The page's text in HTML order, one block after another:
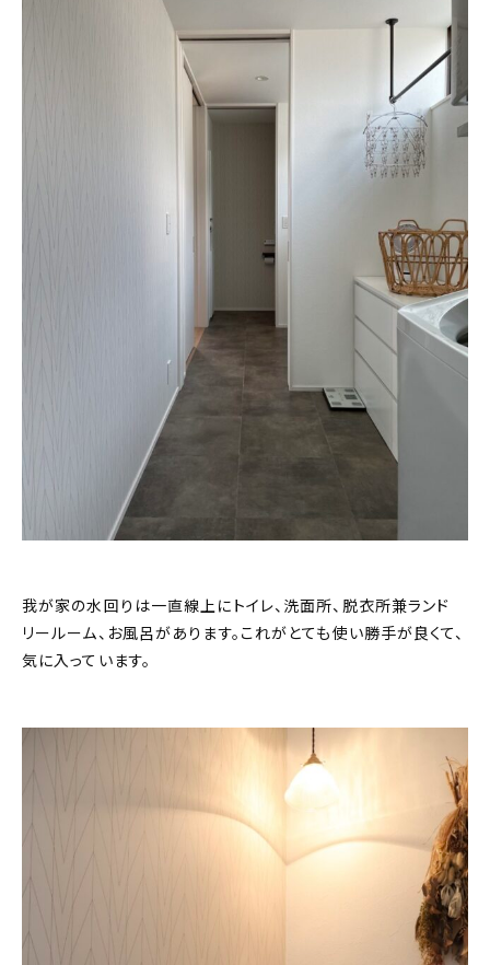
我が家の水回りは一直線上にトイレ、洗面所、脱衣所兼ランド
リールーム、お風呂があります。これがとても使い勝手が良くて、
気に入っています。